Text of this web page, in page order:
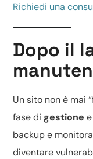
Richiedi una
Dopo il
Un sito non è mai
fase di gestione
backup e
diventare